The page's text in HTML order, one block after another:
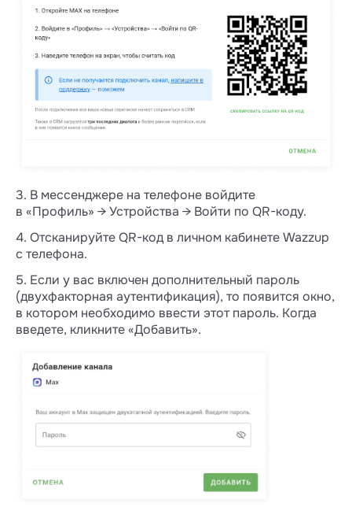
3. В мессенджере на телефоне войдите
в «Профиль» → Устройства → Войти по QR-коду.
4. Отсканируйте QR-код в личном кабинете Wazzup
с телефона.
5. Если у вас включен дополнительный пароль
(двухфакторная аутентификация), то появится окно,
в котором необходимо ввести этот пароль. Когда
введете, кликните «Добавить».